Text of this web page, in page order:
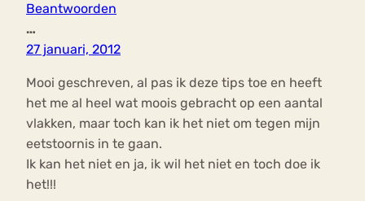
Beantwoorden
…
27 januari, 2012
Mooi geschreven, al pas ik deze tips toe en heeft
het me al heel wat moois gebracht op een aantal
vlakken, maar toch kan ik het niet om tegen mijn
eetstoornis in te gaan.
Ik kan het niet en ja, ik wil het niet en toch doe ik
het!!!